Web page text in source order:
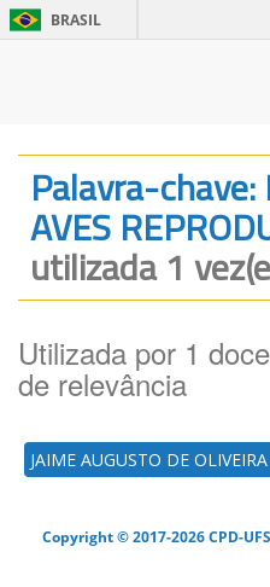
BRASIL
Palavra-chave:
AVES
utilizada 1
Utilizada por 1
de relevância
JAIME AUGUSTO DE OLIVEIRA
Copyright © 2017-2026 CPD-